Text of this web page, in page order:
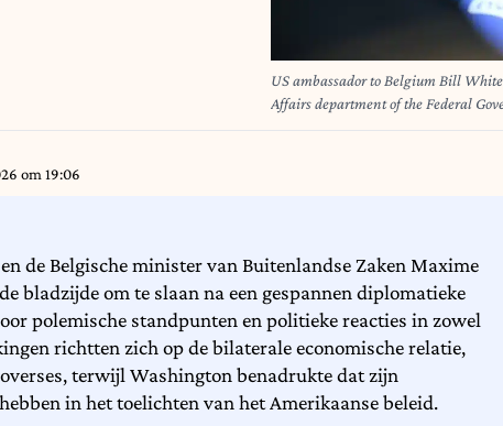
US ambassador to Belgium Bill
Affairs department of the Federal
ambassador White has been
om 19:06
de Belgische minister van Buitenlandse Zaken Maxime
bladzijde om te slaan na een gespannen diplomatieke
polemische standpunten en politieke reacties in zowel
richtten zich op de bilaterale economische relatie,
terwijl Washington benadrukte dat zijn
in het toelichten van het Amerikaanse beleid.